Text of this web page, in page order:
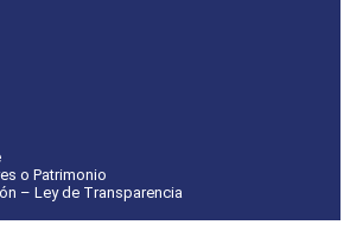
o Patrimonio
– Ley de Transparencia